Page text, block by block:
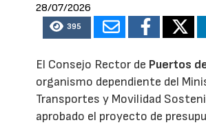
28/07/2026
395
El Consejo Rector de Puertos
organismo dependiente del
Transportes y Movilidad
aprobado el proyecto de